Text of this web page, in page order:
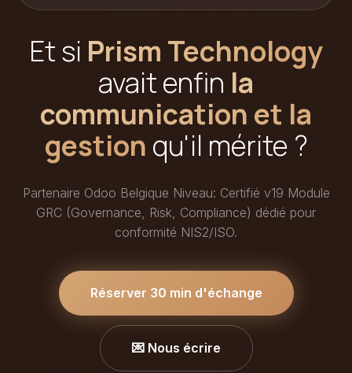
Et si Prism Technology
avait enfin la
communication et la
gestion qu'il mérite ?
Partenaire Odoo Belgique Niveau: Certifié v19 Module
GRC (Governance, Risk, Compliance) dédié pour
conformité NIS2/ISO.
Réserver 30 min d'échange
💌 Nous écrire